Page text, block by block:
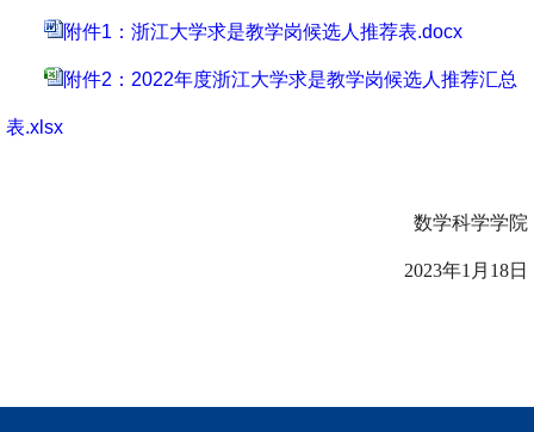
附件1：浙江大学求是教学岗候选人推荐表.docx
附件2：2022年度浙江大学求是教学岗候选人推荐汇总
表.xlsx
数学科学学院
2023年1月 18日